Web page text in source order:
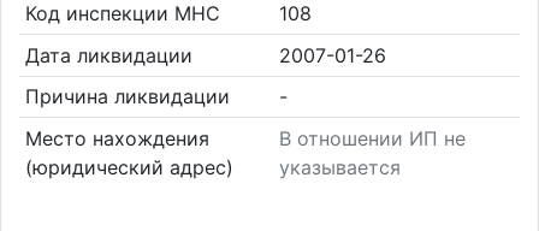
Код инспекции МНС
108
Дата ликвидации
2007-01-26
Причина ликвидации
-
Место нахождения
(юридический адрес)
В отношении ИП не
указывается